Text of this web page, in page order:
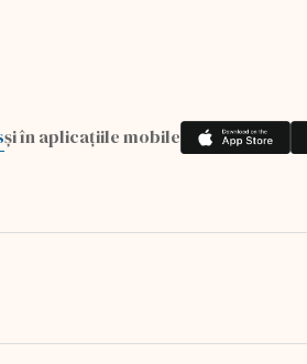
și în aplicațiile mobile